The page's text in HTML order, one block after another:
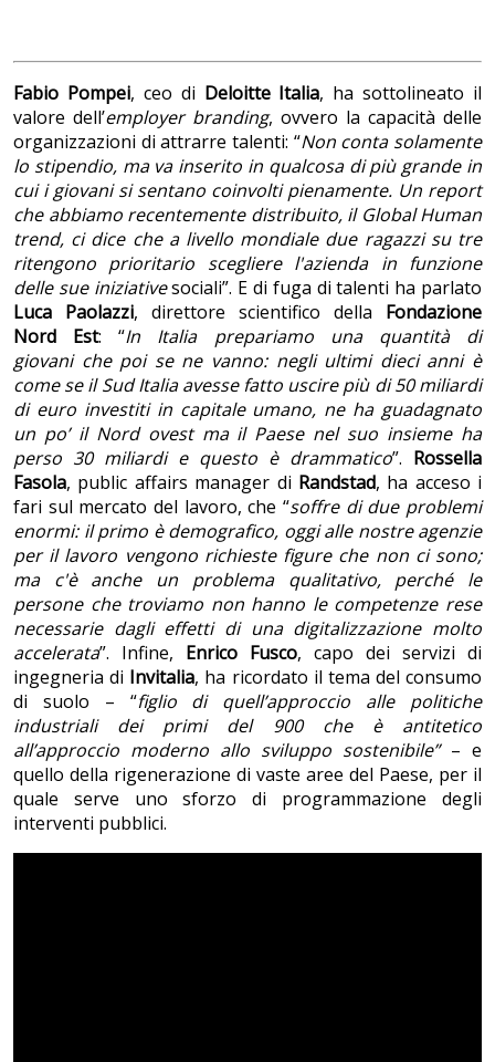
Fabio Pompei, ceo di Deloitte Italia, ha sottolineato il
valore dell’employer branding, ovvero la capacità delle
organizzazioni di attrarre talenti: “Non conta solamente
lo stipendio, ma va inserito in qualcosa di più grande in
cui i giovani si sentano coinvolti pienamente. Un report
che abbiamo recentemente distribuito, il Global Human
trend, ci dice che a livello mondiale due ragazzi su tre
ritengono prioritario scegliere l'azienda in funzione
delle sue iniziativesociali”. E di fuga di talenti ha parlato
Luca Paolazzi, direttore scientifico della Fondazione
Nord Est: “In Italia prepariamo una quantità di
giovani che poi se ne vanno: negli ultimi dieci anni è
come se il Sud Italia avesse fatto uscire più di 50 miliardi
di euro investiti in capitale umano, ne ha guadagnato
un po’ il Nord ovest ma il Paese nel suo insieme ha
perso 30 miliardi e questo è drammatico”. Rossella
Fasola, public affairs manager di Randstad, ha acceso i
fari sul mercato del lavoro, che “soffre di due problemi
enormi: il primo è demografico, oggi alle nostre agenzie
per il lavoro vengono richieste figure che non ci sono;
ma c'è anche un problema qualitativo, perché le
persone che troviamo non hanno le competenze rese
necessarie dagli effetti di una digitalizzazione molto
accelerata”. Infine, Enrico Fusco, capo dei servizi di
ingegneria di Invitalia, ha ricordato il tema del consumo
di suolo – “figlio di quell’approccio alle politiche
industriali dei primi del 900 che è antitetico
all’approccio moderno allo sviluppo sostenibile”– e
quello della rigenerazione di vaste aree del Paese, per il
quale serve uno sforzo di programmazione degli
interventi pubblici.